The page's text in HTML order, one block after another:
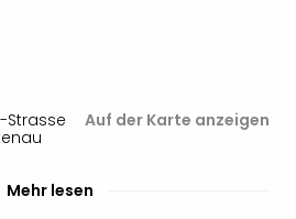
Strasse
Auf der Karte anzeigen
Mehr lesen